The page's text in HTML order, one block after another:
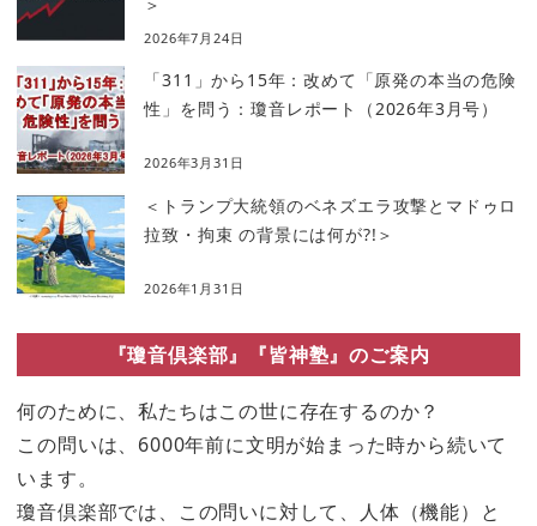
2026年7月24日
「311」から15年：改めて「原発の本当の危険
性」を問う：瓊音レポート（2026年3月号）
2026年3月31日
＜トランプ大統領のベネズエラ攻撃とマドゥロ
拉致・拘束 の背景には何が?!＞
2026年1月31日
『瓊音倶楽部』『皆神塾』のご案内
何のために、私たちはこの世に存在するのか？
この問いは、6000年前に文明が始まった時から続いて
います。
瓊音倶楽部では、この問いに対して、人体（機能）と